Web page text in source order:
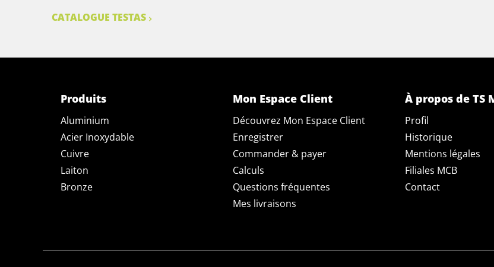
CATALOGUE TESTAS
Produits
Aluminium
Acier Inoxydable
Cuivre
Laiton
Bronze
Mon Espace Client
Découvrez Mon Espace Client
Enregistrer
Commander & payer
Calculs
Questions fréquentes
Mes livraisons
À propos de TS
Profil
Historique
Mentions légales
Filiales MCB
Contact